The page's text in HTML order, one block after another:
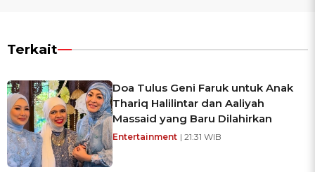
Terkait
Doa Tulus Geni Faruk untuk Anak
Thariq Halilintar dan Aaliyah
Massaid yang Baru Dilahirkan
Entertainment | 21:31 WIB